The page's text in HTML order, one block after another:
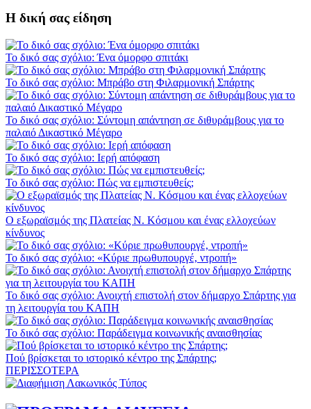
Η δική σας είδηση
Το δικό σας σχόλιο: Ένα όμορφο σπιτάκι
Το δικό σας σχόλιο: Μπράβο στη Φιλαρμονική Σπάρτης
Το δικό σας σχόλιο: Σύντομη απάντηση σε διθυράμβους για το
παλαιό Δικαστικό Μέγαρο
Το δικό σας σχόλιο: Ιερή απόφαση
Το δικό σας σχόλιο: Πώς να εμπιστευθείς;
Ο εξωραϊσμός της Πλατείας Ν. Κόσμου και ένας ελλοχεύων
κίνδυνος
Το δικό σας σχόλιο: «Κύριε πρωθυπουργέ, ντροπή»
Το δικό σας σχόλιο: Ανοιχτή επιστολή στον δήμαρχο Σπάρτης για
τη λειτουργία του ΚΑΠΗ
Το δικό σας σχόλιο: Παράδειγμα κοινωνικής αναισθησίας
Πού βρίσκεται το ιστορικό κέντρο της Σπάρτης;
ΠΕΡΙΣΣΟΤΕΡΑ